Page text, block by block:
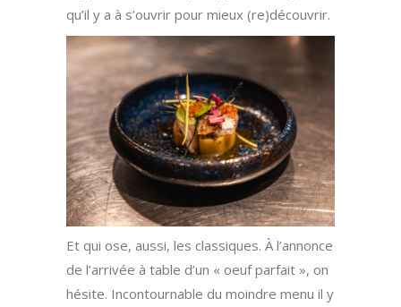
qu’il y a à s’ouvrir pour mieux (re)découvrir.
Et qui ose, aussi, les classiques. À l’annonce
de l’arrivée à table d’un « oeuf parfait », on
hésite. Incontournable du moindre menu il y